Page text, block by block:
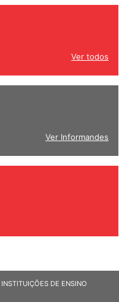
Ver todos
Ver Informandes
DE ENSINO